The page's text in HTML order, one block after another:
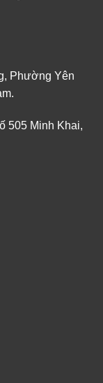
Phường Yên
505 Minh Khai,